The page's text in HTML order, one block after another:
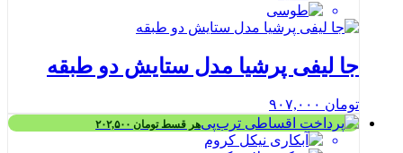
جا لیفی پرشیا مدل ستایش دو طبقه
تومان
هر قسطتومان